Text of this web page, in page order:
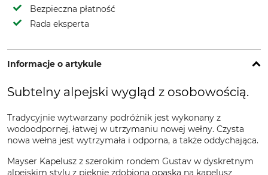
Bezpieczna płatność
Rada eksperta
Informacje o artykule
Subtelny alpejski wygląd z osobowością.
Tradycyjnie wytwarzany podróżnik jest wykonany z
wodoodpornej, łatwej w utrzymaniu nowej wełny. Czysta
nowa wełna jest wytrzymała i odporna, a także oddychająca.
Mayser Kapelusz z szerokim rondem Gustav w dyskretnym
alpejskim stylu z pięknie zdobioną opaską na kapelusz